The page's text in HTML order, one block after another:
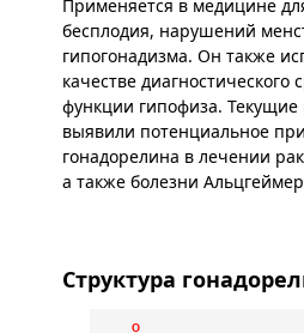
Применяется в медицине
бесплодия, нарушений
гипогонадизма. Он также
качестве диагностического
функции гипофиза. Текущие
выявили потенциальное
гонадорелина в лечении
а также болезни
Структура